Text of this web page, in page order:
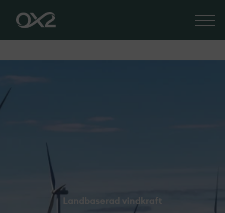
Landbaserad vindkraft